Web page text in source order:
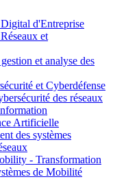
d'Entreprise
et
et analyse des
et Cyberdéfense
des réseaux
Artificielle
des systèmes
- Transformation
de Mobilité